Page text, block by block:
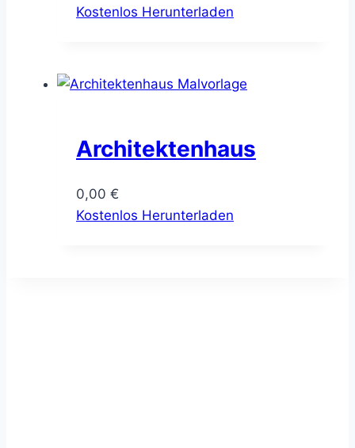
Kostenlos Herunterladen
Architektenhaus
0,00 €
Kostenlos Herunterladen